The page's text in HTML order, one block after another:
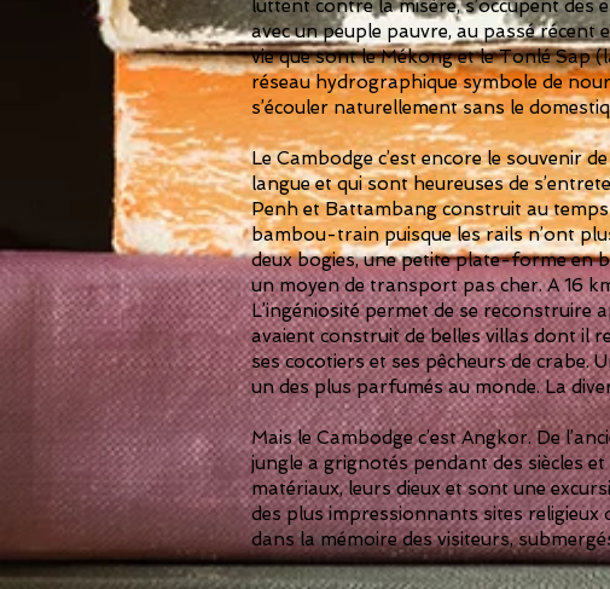
luttent contre la misère, s’occupent
avec un peuple pauvre, au passé
vie que sont le Mékong et le Tonlé Sap
réseau hydrographique symbole de
s’écouler naturellement sans le
Le Cambodge c’est encore le souvenir
langue et qui sont heureuses de
Penh et Battambang construit au temps
bambou-train puisque les rails n’ont
deux bogies, une petite plate-forme en
un moyen de transport pas cher. A 16
L’ingéniosité permet de se reconstruire
avaient construit de belles villas dont il
ses cocotiers et ses pêcheurs de crabe.
un des plus parfumés au monde. La
Mais le Cambodge c’est Angkor. De
jungle a grignotés pendant des siècles
matériaux, leurs dieux et sont une
des plus impressionnants sites religieux
dans la mémoire des visiteurs,